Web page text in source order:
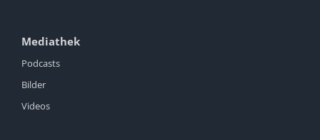
Mediathek
Podcasts
Bilder
Videos